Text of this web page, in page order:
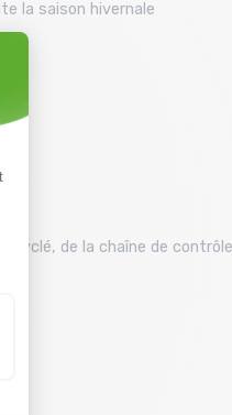
la saison hivernale
de la chaîne de